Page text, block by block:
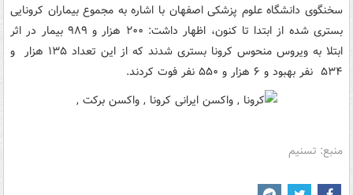
سخنگوی دانشگاه علوم پزشکی اصفهان با اشاره به مجموع بیماران کرونایی
بستری شده از ابتدا تا کنون، اظهار داشت: ۲۰۰ هزار و ۹۸۹ بیمار در اثر
ابتلا به ویروس منحوس کرونا بستری شدند که از این تعداد ۱۳۵ هزار و
۵۳۴ نفر بهبود و ۶ هزار و ۵۵۰ نفر فوت کردند.
منبع: تسنیم